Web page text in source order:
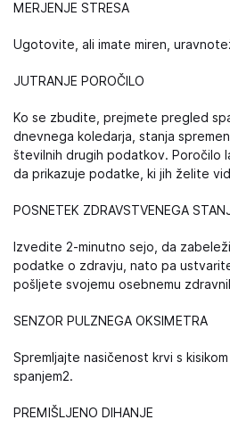
MERJENJE STRESA
Ugotovite, ali imate miren,
JUTRANJE POROČILO
Ko se zbudite, prejmete pregled
dnevnega koledarja, stanja
številnih drugih podatkov. Poročilo
da prikazuje podatke, ki jih želite
POSNETEK ZDRAVSTVENEGA
Izvedite 2-minutno sejo, da
podatke o zdravju, nato pa
pošljete svojemu osebnemu
SENZOR PULZNEGA OKSIMETRA
Spremljajte nasičenost krvi s
spanjem2.
PREMIŠLJENO DIHANJE